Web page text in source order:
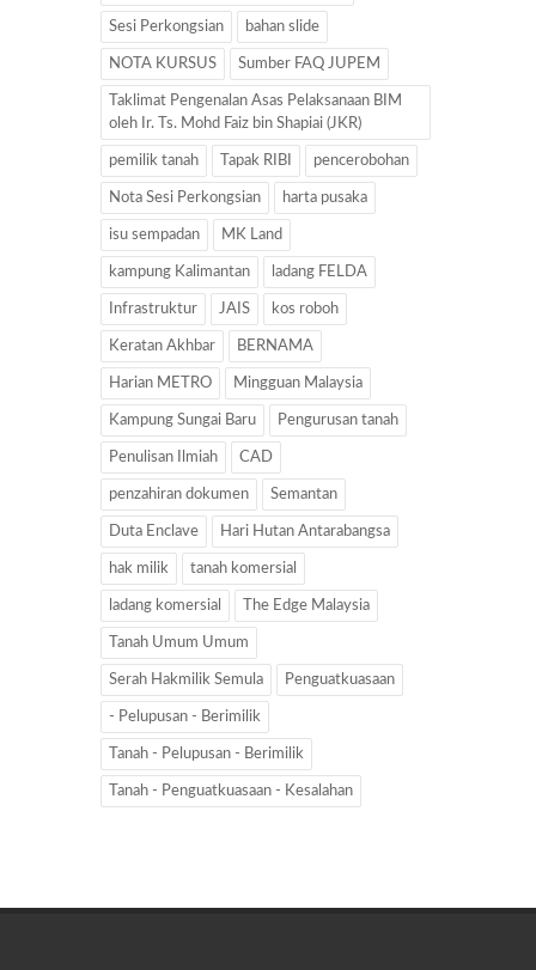
Sesi Perkongsian bahan slide
NOTA KURSUS Sumber FAQ JUPEM
Taklimat Pengenalan Asas Pelaksanaan BIM
oleh Ir. Ts. Mohd Faiz bin Shapiai (JKR)
pemilik tanah Tapak RIBI pencerobohan
Nota Sesi Perkongsian harta pusaka
isu sempadan MK Land
kampung Kalimantan ladang FELDA
Infrastruktur JAIS kos roboh
Keratan Akhbar BERNAMA
Harian METRO Mingguan Malaysia
Kampung Sungai Baru Pengurusan tanah
Penulisan Ilmiah CAD
penzahiran dokumen Semantan
Duta Enclave Hari Hutan Antarabangsa
hak milik tanah komersial
ladang komersial The Edge Malaysia
Tanah Umum Umum
Serah Hakmilik Semula Penguatkuasaan
- Pelupusan - Berimilik
Tanah - Pelupusan - Berimilik
Tanah - Penguatkuasaan - Kesalahan